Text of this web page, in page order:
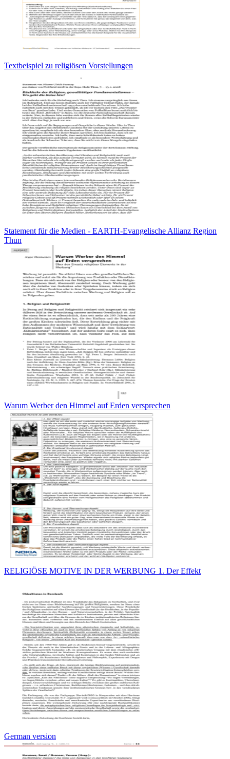
Textbeispiel zu religiösen Vorstellungen
Statement für die Medien - EARTH-Evangelische Allianz Region
Thun
Warum Werber den Himmel auf Erden versprechen
RELIGIÖSE MOTIVE IN DER WERBUNG 1. Der Effekt
German version